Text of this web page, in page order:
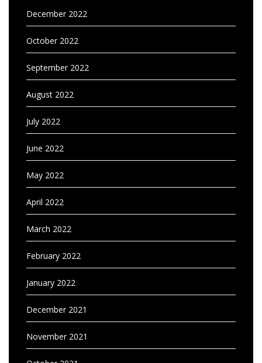
December 2022
October 2022
September 2022
August 2022
July 2022
June 2022
May 2022
April 2022
March 2022
February 2022
January 2022
December 2021
November 2021